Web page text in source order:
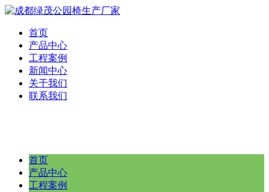
首页
产品中心
工程案例
新闻中心
关于我们
联系我们
首页
产品中心
工程案例